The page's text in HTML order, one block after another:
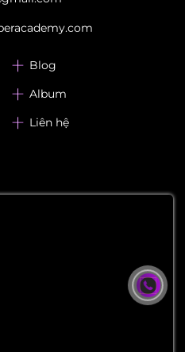
Phường Hoà Bình, TP.